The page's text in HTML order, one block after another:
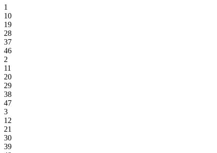
1
10
19
28
37
46
2
11
20
29
38
47
3
12
21
30
39